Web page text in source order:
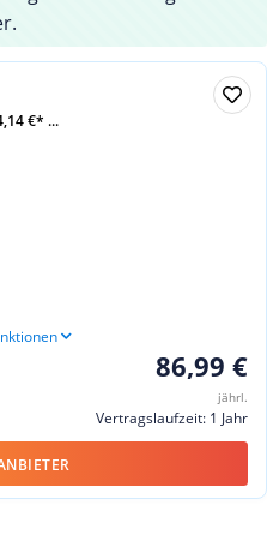
€* ...
86,99 €
jährl.
Vertragslaufzeit: 1 Jahr